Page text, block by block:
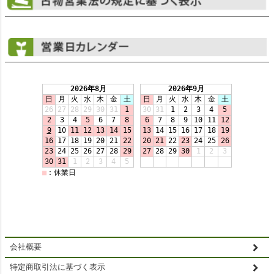
会社概要
特定商取引法に基づく表示